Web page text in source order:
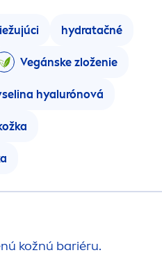
hydratačné
Vegánske zloženie
hyalurónová
kožnú bariéru.